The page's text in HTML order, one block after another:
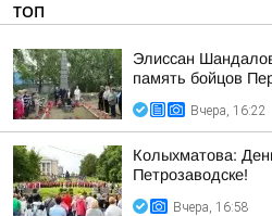
ТОП
Элиссан
память бойцов
Вчера, 16:22
Колыхматова:
Петрозаводске!
Вчера, 16:58